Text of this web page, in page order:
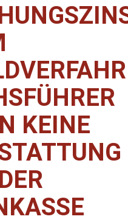
KEINE